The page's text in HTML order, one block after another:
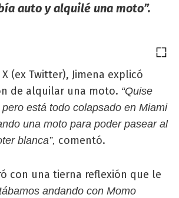
auto y alquilé una moto”.
(ex Twitter), Jimena explicó
de alquilar una moto. “Quise
está todo colapsado en Miami
una moto para poder pasear al
blanca”, comentó.
con una tierna reflexión que le
andando con Momo